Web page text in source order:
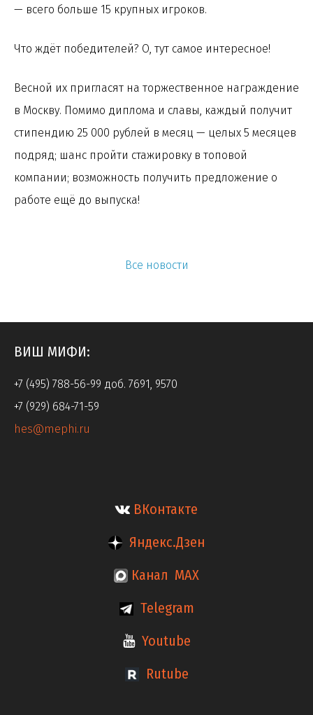
— всего больше 15 крупных игроков.
Что ждёт победителей? О, тут самое интересное!
Весной их пригласят на торжественное награждение
в Москву. Помимо диплома и славы, каждый получит
стипендию 25 000 рублей в месяц — целых 5 месяцев
подряд; шанс пройти стажировку в топовой
компании; возможность получить предложение о
работе ещё до выпуска!
Все новости
ВИШ МИФИ:
+7 (495) 788-56-99 доб. 7691, 9570
+7 (929) 684-71-59
hes@mephi.ru
ВКонтакте
Яндекс.Дзен
Канал MAX
Telegram
Youtube
Rutube